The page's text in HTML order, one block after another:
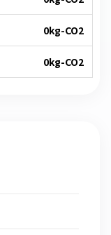
0kg-CO2
0kg-CO2